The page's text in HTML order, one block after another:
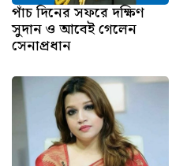
পাঁচ দিনের সফরে দক্ষিণ
সুদান ও আবেই গেলেন
সেনাপ্রধান